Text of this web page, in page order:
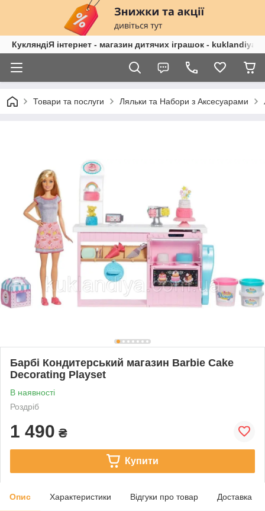
КукляндіЯ інтернет - магазин дитячих іграшок -
Товари та послуги Ляльки та Набори з Аксесуарами
Барбі Кондитерський магазин Barbie Cake
Decorating Playset
В наявності
Роздріб
1 490 ₴
Купити
Опис Характеристики Відгуки про товар Доставка